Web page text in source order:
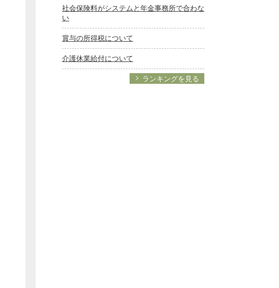
社会保険料がシステムと年金事務所で合わな
い
賞与の所得税について
介護休業給付について
ランキングを見る